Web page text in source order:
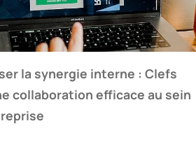
la synergie interne : Clefs
collaboration efficace au sein